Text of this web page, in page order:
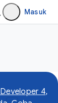
Masuk
4,